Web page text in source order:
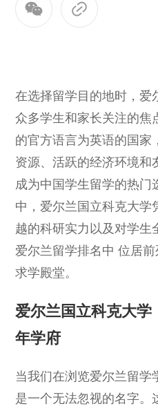
在选择留学目的地时，爱
众多学生和家长关注的焦
的官方语言为英语的国家
资源、活跃的经济环境和
成为中国学生留学的热门
中，爱尔兰国立科克大学
越的科研实力以及对学生
爱尔兰留学排名中 位居
求学殿堂。
爱尔兰国立科克大
年学府
当我们在浏览爱尔兰留学
是一个无法忽视的名字。